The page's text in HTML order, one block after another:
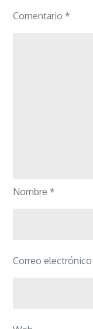
Comentario *
Nombre *
Correo electrónico